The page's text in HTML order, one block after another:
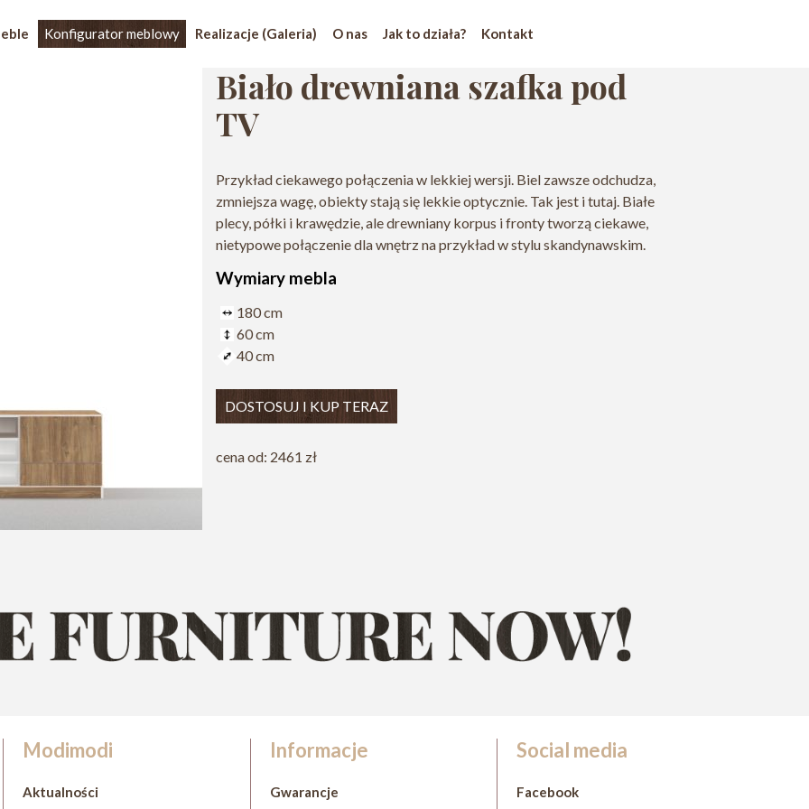
Konfigurator meblowy Realizacje (Galeria) O nas Jak to działa? Kontakt
Biało drewniana szafka pod
TV
Przykład ciekawego połączenia w lekkiej wersji. Biel zawsze odchudza,
zmniejsza wagę, obiekty stają się lekkie optycznie. Tak jest i tutaj. Białe
plecy, półki i krawędzie, ale drewniany korpus i fronty tworzą ciekawe,
nietypowe połączenie dla wnętrz na przykład w stylu skandynawskim.
Wymiary mebla
180 cm
60 cm
40 cm
DOSTOSUJ I KUP TERAZ
cena od: 2461 zł
Modimodi
Aktualności
Informacje
Gwarancje
Social media
Facebook